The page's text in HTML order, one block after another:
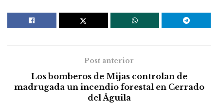
Post anterior
Los bomberos de Mijas controlan de
madrugada un incendio forestal en Cerrado
del Águila